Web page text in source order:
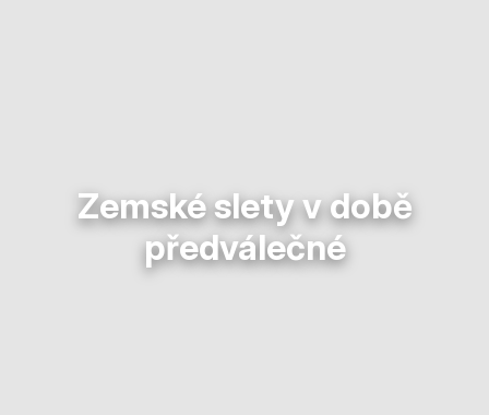
Zemské slety v době
předválečné